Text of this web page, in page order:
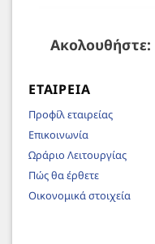
Ακολουθήστε:
ΕΤΑΙΡΕΊΑ
Προφίλ εταιρείας
Επικοινωνία
Ωράριο Λειτουργίας
Πώς θα έρθετε
Οικονομικά στοιχεία